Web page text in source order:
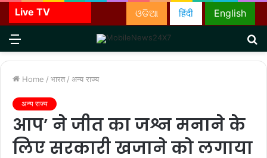
Live TV English
हिंदी
ଓଡିଆ
Menu
Home / भारत / अन्य राज्य
अन्य राज्य
आप’ ने जीत का जश्न मनाने के
लिए सरकारी खजाने को लगाया